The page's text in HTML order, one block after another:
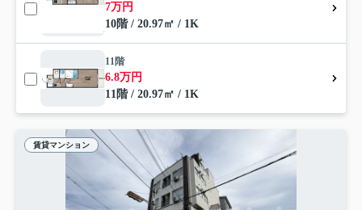
7万円
10階 / 20.97㎡ / 1K
11階
6.8万円
11階 / 20.97㎡ / 1K
賃貸マンション